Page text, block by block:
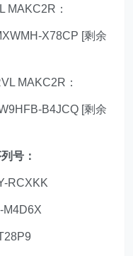
MAKC2R：
X78CP [剩余
MAKC2R：
B4JCQ [剩余
号：
RCXKK
M4D6X